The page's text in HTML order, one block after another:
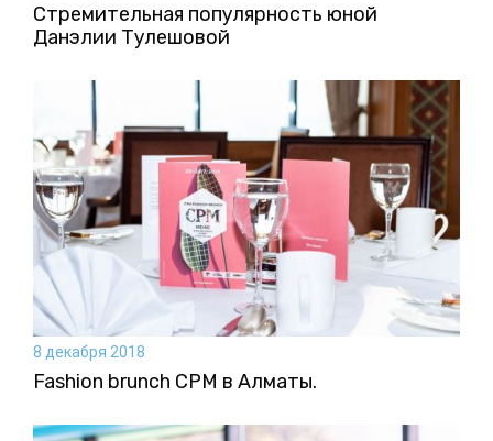
Стремительная популярность юной
Данэлии Тулешовой
8 декабря 2018
Fashion brunch CPM в Алматы.